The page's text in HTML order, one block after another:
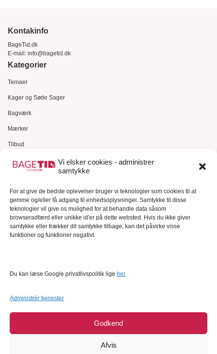
Vi elsker cookies - administrer
samtykke
For at give de bedste oplevelser bruger vi teknologier som cookies til at
gemme og/eller få adgang til enhedsoplysninger. Samtykke til disse
teknologier vil give os mulighed for at behandle data såsom
browseradfærd eller unikke id'er på dette websted. Hvis du ikke giver
samtykke eller trækker dit samtykke tilbage, kan det påvirke visse
funktioner og funktioner negativt.
Du kan læse Google privatlivspolitik lige her
Administrér tjenester
Godkend
Afvis
Kontakinfo
BageTid.dk
E-mail: info@bagetid.dk
Kategorier
Temaer
Kager og Søde Sager
Bagværk
Mærker
Tilbud
Gavekort
Kundeservice
Kundeservice
FAQ – Ofte stillede spørgsmål
Om Bagetid.dk
Se Fødevarestyrelsens smiley-rapporter